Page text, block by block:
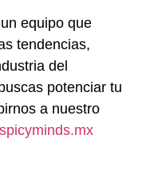
equipo que
tendencias,
del
potenciar tu
a nuestro